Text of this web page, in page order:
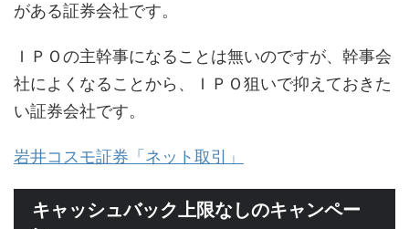
がある証券会社です。
ＩＰＯの主幹事になることは無いのですが、幹事会
社によくなることから、ＩＰＯ狙いで抑えておきた
い証券会社です。
岩井コスモ証券「ネット取引」
キャッシュバック上限なしのキャンペー